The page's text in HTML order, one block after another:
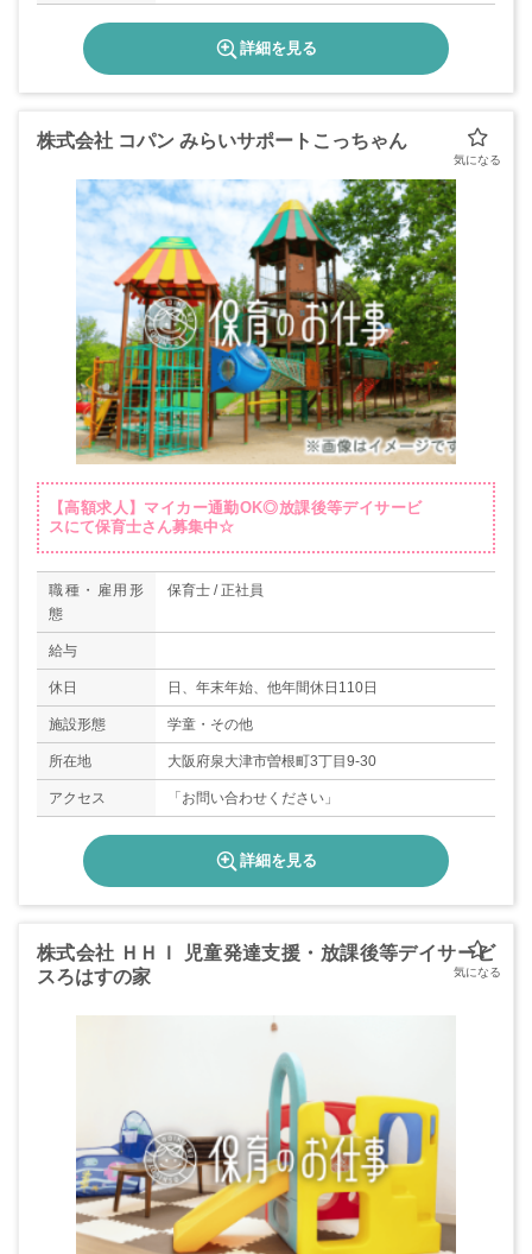
詳細を見る
株式会社 コパン みらいサポートこっちゃん
【高額求人】マイカー通勤OK◎放課後等デイサービ
スにて保育士さん募集中☆
職種・雇用形
態
保育士 / 正社員
給与
休日 日、年末年始、他年間休日110日
施設形態 学童・その他
所在地 大阪府泉大津市曽根町3丁目9-30
アクセス 「お問い合わせください」
詳細を見る
株式会社 ＨＨＩ 児童発達支援・放課後等デイサービ
スろはすの家